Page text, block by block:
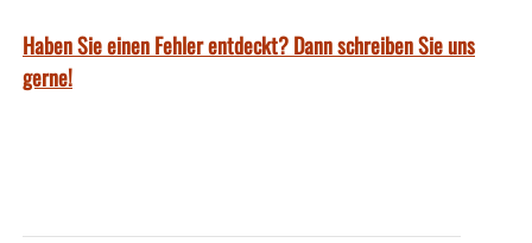
Haben Sie einen Fehler entdeckt? Dann schreiben Sie uns
gerne!